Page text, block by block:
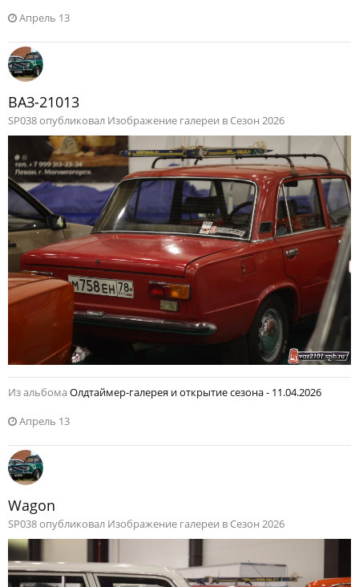
Апрель 13
ВАЗ-21013
SP038 опубликовал Изображение галереи в Сезон 2026
Из альбома Олдтаймер-галерея и открытие сезона - 11.04.2026
Апрель 13
Wagon
SP038 опубликовал Изображение галереи в Сезон 2026